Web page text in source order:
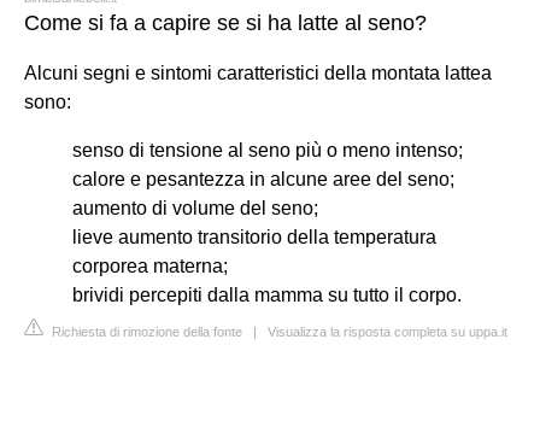
Come si fa a capire se si ha latte al seno?
Alcuni segni e sintomi caratteristici della montata lattea
sono:
senso di tensione al seno più o meno intenso;
calore e pesantezza in alcune aree del seno;
aumento di volume del seno;
lieve aumento transitorio della temperatura
corporea materna;
brividi percepiti dalla mamma su tutto il corpo.
Richiesta di rimozione della fonte | Visualizza la risposta completa su uppa.it